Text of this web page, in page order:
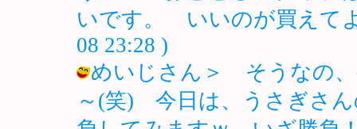
いです。 いいのが買えて
08 23:28 )
めいじさん＞ そうなの、
～(笑) 今日は、うさぎさ